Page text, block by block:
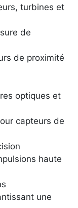
turbines et
de
de proximité
optiques et
capteurs de
haute
une